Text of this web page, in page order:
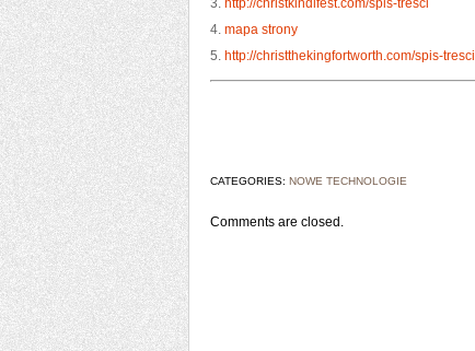
3. http://christkindlfest.com/spis-tresci
4. mapa strony
5. http://christthekingfortworth.com/spis-tresci
CATEGORIES: NOWE TECHNOLOGIE
Comments are closed.